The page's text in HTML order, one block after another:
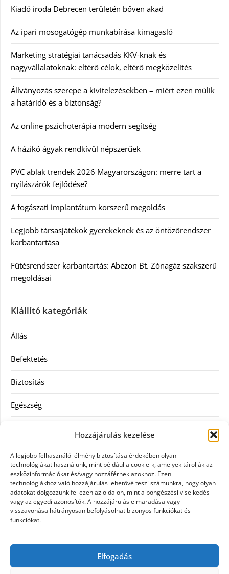
Hozzájárulás kezelése
A legjobb felhasználói élmény biztosítása érdekében olyan
technológiákat használunk, mint például a cookie-k, amelyek tárolják az
eszközinformációkat és/vagy hozzáférnek azokhoz. Ezen
technológiákhoz való hozzájárulás lehetővé teszi számunkra, hogy olyan
adatokat dolgozzunk fel ezen az oldalon, mint a böngészési viselkedés
vagy az egyedi azonosítók. A hozzájárulás elmaradása vagy
visszavonása hátrányosan befolyásolhat bizonyos funkciókat és
funkciókat.
Elfogadás
Kiadó iroda Debrecen területén bőven akad
Az ipari mosogatógép munkabírása kimagasló
Marketing stratégiai tanácsadás KKV-knak és
nagyvállalatoknak: eltérő célok, eltérő megközelítés
Állványozás szerepe a kivitelezésekben – miért ezen múlik
a határidő és a biztonság?
Az online pszichoterápia modern segítség
A házikó ágyak rendkívül népszerűek
PVC ablak trendek 2026 Magyarországon: merre tart a
nyílászárók fejlődése?
A fogászati implantátum korszerű megoldás
Legjobb társasjátékok gyerekeknek és az öntözőrendszer
karbantartása
Fűtésrendszer karbantartás: Abezon Bt. Zónagáz szakszerű
megoldásai
Kiállító kategóriák
Állás
Befektetés
Biztosítás
Egészség
Ingatlan
Művészetek és szórakozás
Múzeumok
Szolgáltatás
Szórakozás
Webáruház